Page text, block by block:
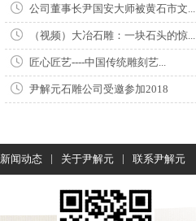
公司董事长尹国安大师被黄石市文...
（视频）大冶石雕：一块石头的惊...
匠心匠艺----中国传统雕刻艺...
尹解元石雕公司受邀参加2018
新闻动态 | 关于尹解元 | 联系尹解元